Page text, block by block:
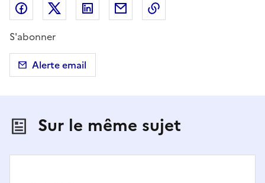
Partager sur Facebook
Partager sur X (anciennement Twitter)
Partager sur LinkedIn
Partager par email
S'abonner
Alerte email
Sur le même sujet